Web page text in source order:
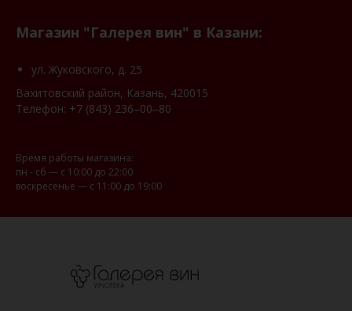
Магазин "Галерея вин" в Казани:
ул. Жуковского, д. 25
Вахитовский район, Казань, 420015
Телефон: +7 (843) 236‒00‒80
Время работы магазина:
пн - сб — с 10:00 до 22:00
воскресенье — с 11:00 до 19:00